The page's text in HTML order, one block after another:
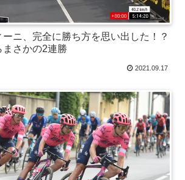
ニ、完全に勝ち方を思い出した！？
さかの2連勝
2021.09.17